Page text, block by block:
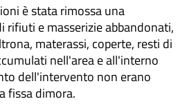
è stata rimossa una
rifiuti e masserizie abbandonati,
materassi, coperte, resti di
nell'area e all'interno
dell'intervento non erano
fissa dimora.